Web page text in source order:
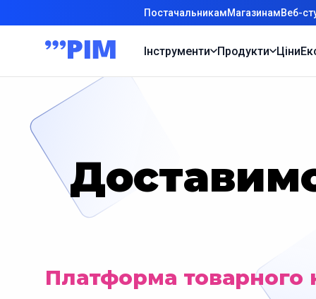
ПостачальникамМагазинамВеб-
Інструменти Продукти Ціни
Платформа товарного